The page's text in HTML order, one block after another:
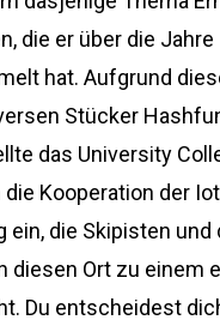
die er über die Jahre
hat. Aufgrund
Stücker
das University
die Kooperation der
ein, die Skipisten und
diesen Ort zu einem
Du entscheidest